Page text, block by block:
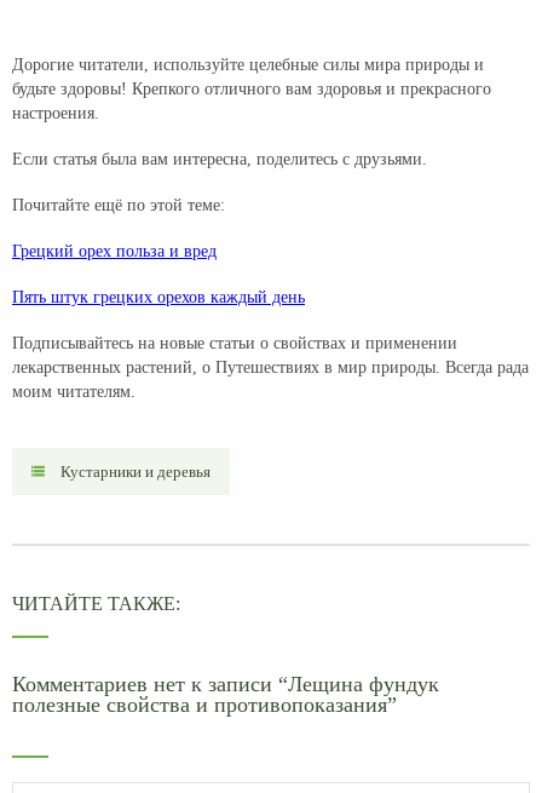
Дорогие читатели, используйте целебные силы мира природы и
будьте здоровы! Крепкого отличного вам здоровья и прекрасного
настроения.
Если статья была вам интересна, поделитесь с друзьями.
Почитайте ещё по этой теме:
Грецкий орех польза и вред
Пять штук грецких орехов каждый день
Подписывайтесь на новые статьи о свойствах и применении
лекарственных растений, о Путешествиях в мир природы. Всегда рада
моим читателям.
Кустарники и деревья
ЧИТАЙТЕ ТАКЖЕ:
Комментариев нет к записи “Лещина фундук
полезные свойства и противопоказания”